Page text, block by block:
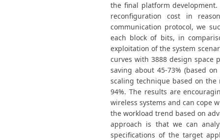
the final platform
reconfiguration cost in
communication protocol, we
each block of bits, in
exploitation of the system
curves with 3888 design space
saving about 45-73% (based
scaling technique based on
94%. The results are
wireless systems and can cope
the workload trend based on
approach is that we can
specifications of the target